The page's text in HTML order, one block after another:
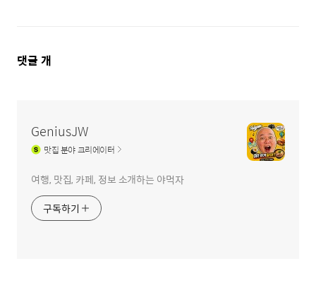
댓
댓글 개
GeniusJW
맛집분야 크리에이터
여행, 맛집, 카페, 정보 소개하는 야먹자
구독하기